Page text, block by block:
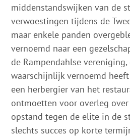
middenstandswijken van de
verwoestingen tijdens de
maar enkele panden
vernoemd naar een
de Rampendahlse vereniging,
waarschijnlijk vernoemd
een herbergier van het
ontmoetten voor overleg
opstand tegen de elite in de
slechts succes op korte